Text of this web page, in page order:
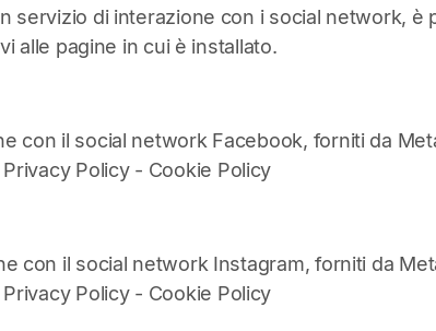
servizio di interazione con i social network,
alle pagine in cui è installato.
con il social network Facebook, forniti da
Privacy Policy- Cookie Policy
con il social network Instagram, forniti da
Privacy Policy- Cookie Policy